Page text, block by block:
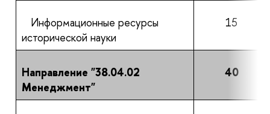
Информационные ресурсы
исторической науки
15
Направление "38.04.02
Менеджмент"
40